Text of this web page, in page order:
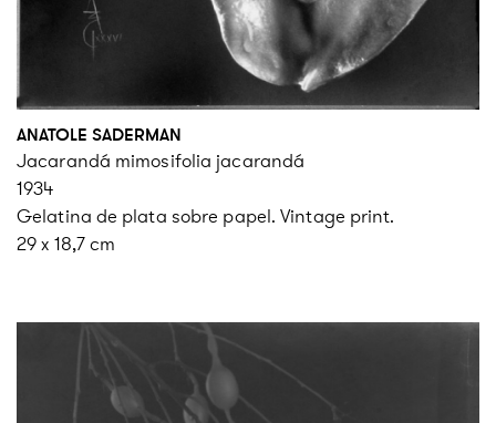
ANATOLE SADERMAN
Jacarandá mimosifolia jacarandá
1934
Gelatina de plata sobre papel. Vintage print.
29 x 18,7 cm